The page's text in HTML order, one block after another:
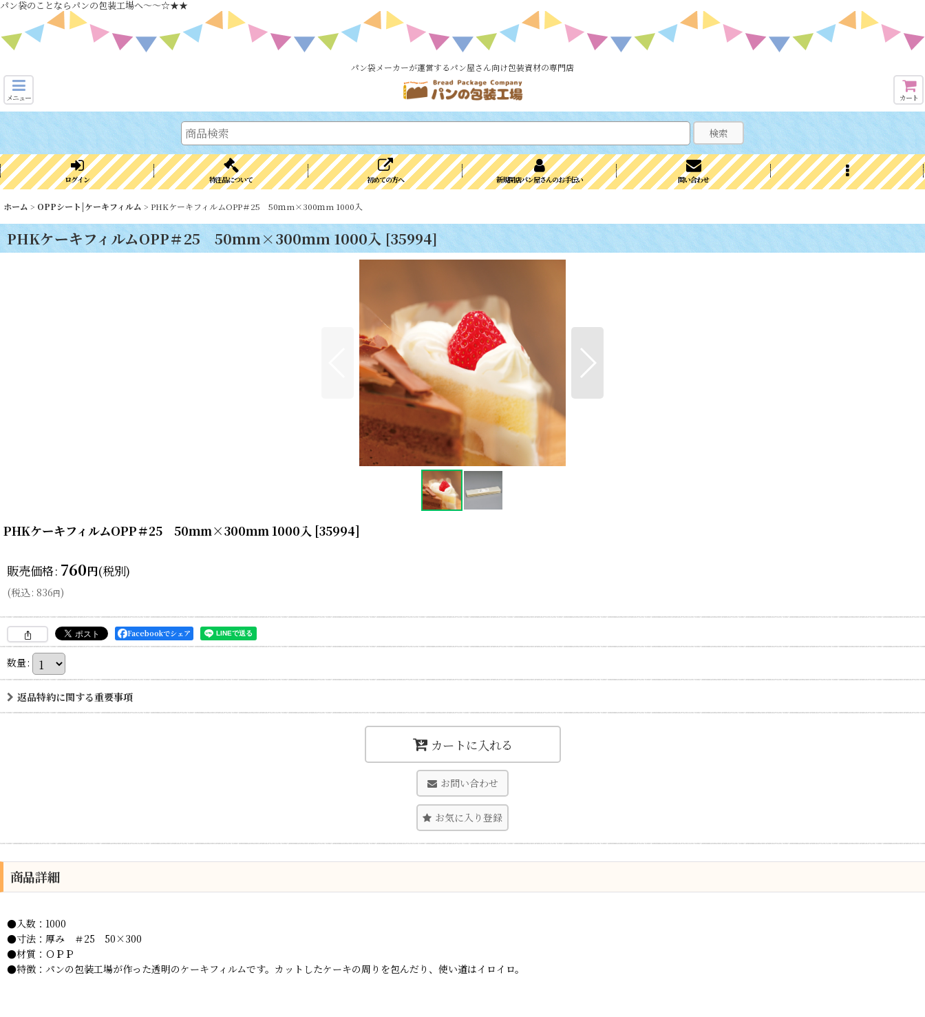
パン袋のことならパンの包装工場へ～～☆★★
パン袋メーカーが運営するパン屋さん向け包装資材の専門店
メニュー カート
検索
ログイン 特注品について 初めての方へ 新規開店パン屋さんのお手伝い 問い合わせ
ホーム > OPPシート|ケーキフィルム > PHKケーキフィルムOPP＃25 50ｍm×300ｍm 1000入
PHKケーキフィルムOPP＃25 50ｍm×300ｍm 1000入 [35994]
PHKケーキフィルムOPP＃25 50ｍm×300ｍm 1000入 [35994]
販売価格: 760円(税別)
(税込: 836円)
Facebookでシェア
数量:
返品特約に関する重要事項
カートに入れる
お問い合わせ
お気に入り登録
商品詳細
●入数：1000
●寸法：厚み ＃25 50×300
●材質：ＯＰＰ
●特徴：パンの包装工場が作った透明のケーキフィルムです。カットしたケーキの周りを包んだり、使い道はイロイロ。